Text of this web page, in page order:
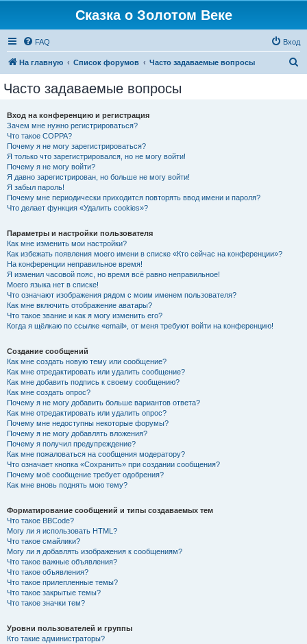
Сказка о Золотом Веке
FAQ Вход
На главную Список форумов Часто задаваемые вопросы
Часто задаваемые вопросы
Вход на конференцию и регистрация
Зачем мне нужно регистрироваться?
Что такое COPPA?
Почему я не могу зарегистрироваться?
Я только что зарегистрировался, но не могу войти!
Почему я не могу войти?
Я давно зарегистрирован, но больше не могу войти!
Я забыл пароль!
Почему мне периодически приходится повторять ввод имени и пароля?
Что делает функция «Удалить cookies»?
Параметры и настройки пользователя
Как мне изменить мои настройки?
Как избежать появления моего имени в списке «Кто сейчас на конференции»?
На конференции неправильное время!
Я изменил часовой пояс, но время всё равно неправильное!
Моего языка нет в списке!
Что означают изображения рядом с моим именем пользователя?
Как мне включить отображение аватары?
Что такое звание и как я могу изменить его?
Когда я щёлкаю по ссылке «email», от меня требуют войти на конференцию!
Создание сообщений
Как мне создать новую тему или сообщение?
Как мне отредактировать или удалить сообщение?
Как мне добавить подпись к своему сообщению?
Как мне создать опрос?
Почему я не могу добавить больше вариантов ответа?
Как мне отредактировать или удалить опрос?
Почему мне недоступны некоторые форумы?
Почему я не могу добавлять вложения?
Почему я получил предупреждение?
Как мне пожаловаться на сообщения модератору?
Что означает кнопка «Сохранить» при создании сообщения?
Почему моё сообщение требует одобрения?
Как мне вновь поднять мою тему?
Форматирование сообщений и типы создаваемых тем
Что такое BBCode?
Могу ли я использовать HTML?
Что такое смайлики?
Могу ли я добавлять изображения к сообщениям?
Что такое важные объявления?
Что такое объявления?
Что такое прилепленные темы?
Что такое закрытые темы?
Что такое значки тем?
Уровни пользователей и группы
Кто такие администраторы?